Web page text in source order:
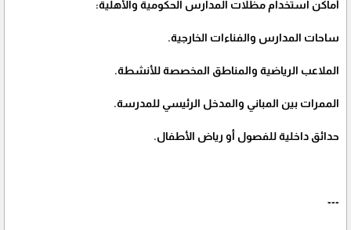
أماكن استخدام مظلات المدارس الحكومية والأهلية:
ساحات المدارس والفناءات الخارجية.
الملاعب الرياضية والمناطق المخصصة للأنشطة.
الممرات بين المباني والمدخل الرئيسي للمدرسة.
حدائق داخلية للفصول أو رياض الأطفال.
---